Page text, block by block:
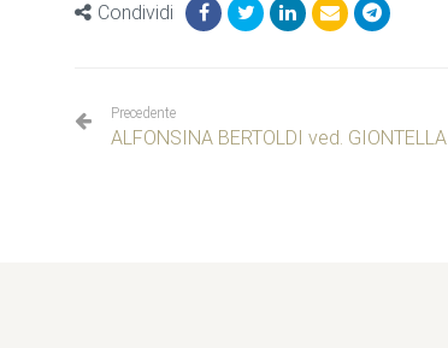
Condividi
Precedente
ALFONSINA BERTOLDI ved. GIONTELLA